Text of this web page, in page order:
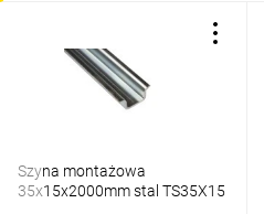
Szyna montażowa
35x15x2000mm stal TS35X15